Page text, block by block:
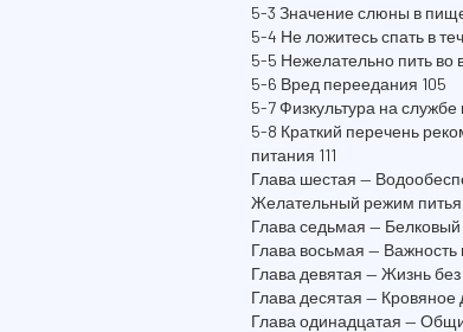
5-3 Значение слюны в
5-4 Не ложитесь спать в
5-5 Нежелательно пить во
5-6 Вред переедания 105
5-7 Физкультура на
5-8 Краткий перечень
питания 111
Глава шестая —
Желательный режим питья
Глава седьмая — Белковый
Глава восьмая — Важность
Глава девятая — Жизнь без
Глава десятая — Кровяное
Глава одинадцатая —